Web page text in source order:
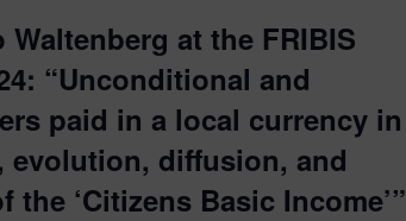
at the FRIBIS
“Unconditional and
paid in a local currency in
evolution, diffusion, and
‘Citizens Basic Income’”